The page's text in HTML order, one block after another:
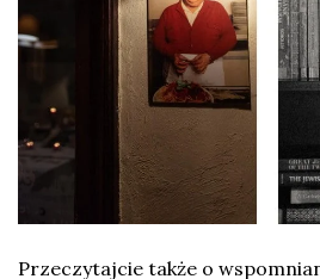
Przeczytajcie także o